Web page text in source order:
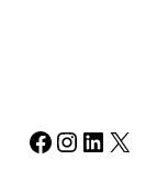
Facebook Instagram LinkedIn X